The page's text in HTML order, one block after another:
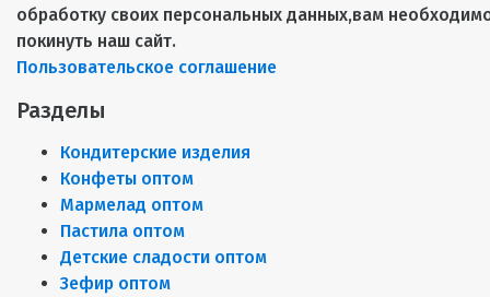
обработку своих персональных данных,вам
покинуть наш сайт.
Пользовательское соглашение
Разделы
Кондитерские изделия
Конфеты оптом
Мармелад оптом
Пастила оптом
Детские сладости оптом
Зефир оптом